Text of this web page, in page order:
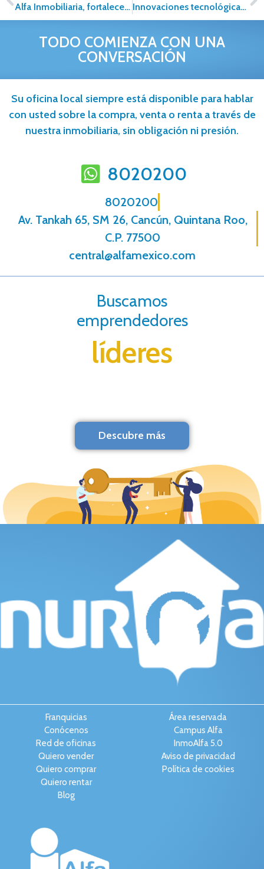
Alfa Inmobiliaria, fortalece su presencia en Guadalajara Innovaciones tecnológicas en el 2018 para el mercado inmobiliario
TODO COMIENZA CON UNA
CONVERSACIÓN
Su oficina local siempre está disponible para hablar
con usted sobre la compra, venta o renta a través de
nuestra inmobiliaria, sin obligación ni presión.
8020200
8020200
Av. Tankah 65, SM 26, Cancún, Quintana Roo,
C.P. 77500
central@alfamexico.com
Buscamos
emprendedores
líderes
Descubre más
Franquicias
Conócenos
Red de oficinas
Quiero vender
Quiero comprar
Quiero rentar
Blog
Área reservada
Campus Alfa
InmoAlfa 5.0
Aviso de privacidad
Política de cookies